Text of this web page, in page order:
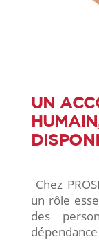
UN
Chez
un rôle
des